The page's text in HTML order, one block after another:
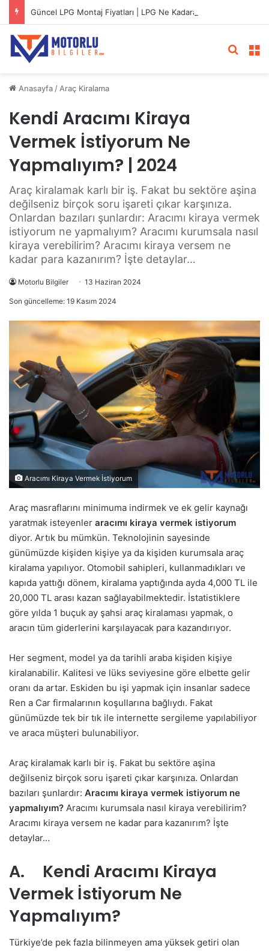
Güncel LPG Montaj Fiyatları | LPG Ne Kadara Takılır?
Anasayfa / Araç Kiralama
Kendi Aracımı Kiraya
Vermek İstiyorum Ne
Yapmalıyım? | 2024
Araç kiralamak karlı bir iş. Fakat bu sektöre aşina
değilseniz birçok soru işareti çıkar karşınıza.
Onlardan bazıları şunlardır: Aracımı kiraya vermek
istiyorum ne yapmalıyım? Aracımı kurumsala nasıl
kiraya verebilirim? Aracımı kiraya versem ne
kadar para kazanırım? İşte detaylar…
Motorlu Bilgiler 13 Haziran 2024
Son güncelleme: 19 Kasım 2024
Aracımı Kiraya Vermek İstiyorum
Araç masraflarını minimuma indirmek ve ek gelir kaynağı
yaratmak isteyenler aracımı kiraya vermek istiyorum
diyor. Artık bu mümkün. Teknolojinin sayesinde
günümüzde kişiden kişiye ya da kişiden kurumsala araç
kiralama yapılıyor. Otomobil sahipleri, kullanmadıkları ve
kapıda yattığı dönem, kiralama yaptığında ayda 4,000 TL ile
20,000 TL arası kazan sağlayabilmektedir. İstatistiklere
göre yılda 1 buçuk ay şahsi araç kiralaması yapmak, o
aracın tüm giderlerini karşılayacak para kazandırıyor.
Her segment, model ya da tarihli araba kişiden kişiye
kiralanabilir. Kalitesi ve lüks seviyesine göre elbette gelir
oranı da artar. Eskiden bu işi yapmak için insanlar sadece
Ren a Car firmalarının koşullarına bağlıydı. Fakat
günümüzde tek bir tık ile internette sergileme yapılabiliyor
ve araca müşteri bulunabiliyor.
Araç kiralamak karlı bir iş. Fakat bu sektöre aşina
değilseniz birçok soru işareti çıkar karşınıza. Onlardan
bazıları şunlardır: Aracımı kiraya vermek istiyorum ne
yapmalıyım? Aracımı kurumsala nasıl kiraya verebilirim?
Aracımı kiraya versem ne kadar para kazanırım? İşte
detaylar…
A. Kendi Aracımı Kiraya
Vermek İstiyorum Ne
Yapmalıyım?
Türkiye’de pek fazla bilinmeyen ama yüksek getiri olan